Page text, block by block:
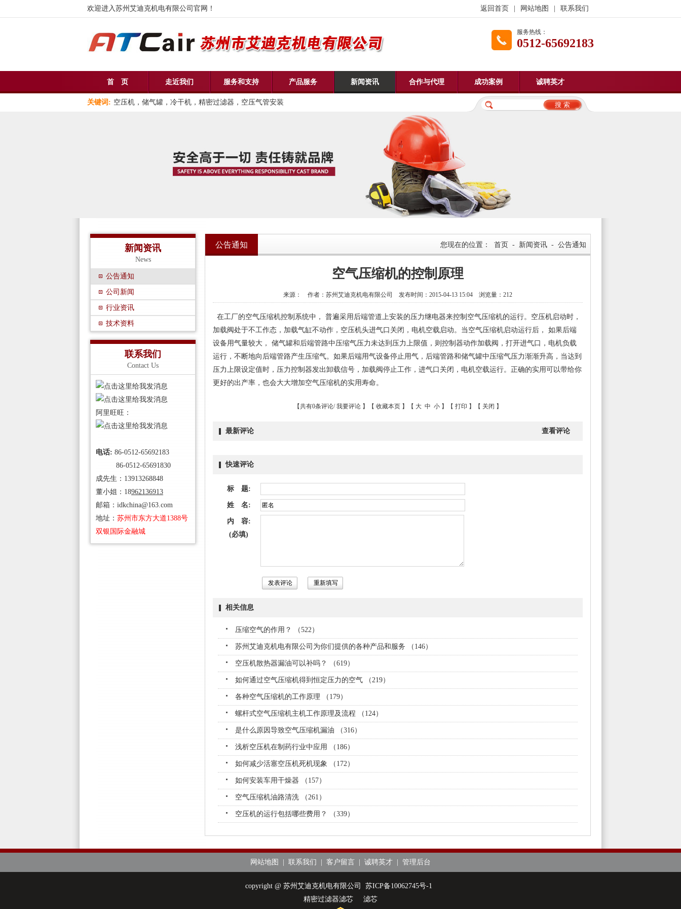
返回首页 网站地图 联系我们
欢迎进入苏州艾迪克机电有限公司官网！
服务热线：
0512-65692183
首 页 走近我们 服务和支持 产品服务 新闻资讯 合作与代理 成功案例 诚聘英才
关键词: 空压机，储气罐，冷干机，精密过滤器，空压气管安装
新闻资讯
News
公告通知
公司新闻
行业资讯
技术资料
联系我们
Contact Us
阿里旺旺：
电话: 86-0512-65692183
86-0512-65691830
成先生：13913268848
董小姐：18962136913
邮箱：idkchina@163.com
地址： 苏州 市东方大道1388号
双银国际金融城
公告通知 您现在的位置： 首页 - 新闻资讯 - 公告通知
空气压缩机的控制原理
来源： 作者：苏州艾迪克机电有限公司 发布时间：2015-04-13 15:04 浏览量：212
在工厂的空气压缩机控制系统中，
普遍采用后端管道上安装的压力继电器来控制空气压缩机的运行。空压机启动时，
加载阀处于不工作态，加载气缸不动作，空压机头进气口关闭，电机空载启动。当空气压缩机启动运行后，
如果后端
设备用气量较大，
储气罐和后端管路中压缩气压力未达到压力上限值，则控制器动作加载阀，打开进气口，电机负载
运行，不断地向后端管路产生压缩气。如果后端用气设备停止用气，后端管路和储气罐中压缩气压力渐渐升高，当达到
压力上限设定值时，压力控制器发出卸载信号，加载阀停止工作，进气口关闭，电机空载运行。正确的实用可以带给你
更好的出产率，也会大大增加空气压缩机的实用寿命。
【共有0条评论/ 我要评论 】【 收藏本页 】【 大 中 小 】【 打印 】【 关闭 】
查看评论
最新评论
快速评论
标 题:
姓 名:
内 容:
(必填)
相关信息
压缩空气的作用？ （522）
苏州艾迪克机电有限公司为你们提供的各种产品和服务 （146）
空压机散热器漏油可以补吗？ （619）
如何通过空气压缩机得到恒定压力的空气 （219）
各种空气压缩机的工作原理 （179）
螺杆式空气压缩机主机工作原理及流程 （124）
是什么原因导致空气压缩机漏油 （316）
浅析空压机在制药行业中应用 （186）
如何减少活塞空压机死机现象 （172）
如何安装车用干燥器 （157）
空气压缩机油路清洗 （261）
空压机的运行包括哪些费用？ （339）
网站地图 联系我们 客户留言 诚聘英才 管理后台
copyright @ 苏州艾迪克机电有限公司
苏ICP备10062745号-1
精密过滤器滤芯
滤芯